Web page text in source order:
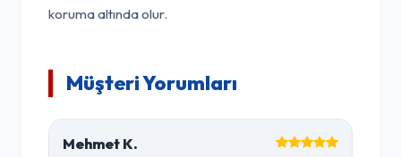
koruma altında olur.
Müşteri Yorumları
Mehmet K.